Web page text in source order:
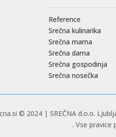
Reference
Srečna kulinarika
Srečna mama
Srečna dama
Srečna gospodinja
Srečna nosečka
© 2024 | SREČNA d.o.o.
. Vse pravice